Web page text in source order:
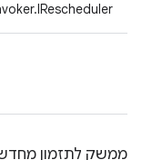
ממשק לתזמון